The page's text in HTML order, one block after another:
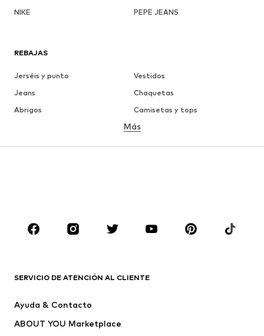
NIKE
PEPE JEANS
REBAJAS
Jerséis y punto
Vestidos
Jeans
Chaquetas
Abrigos
Camisetas y tops
Ropa interior
Zapatos
Deporte
Vestidos
Camisetas y tops
Más
SERVICIO DE ATENCIÓN AL CLIENTE
Ayuda & Contacto
ABOUT YOU Marketplace